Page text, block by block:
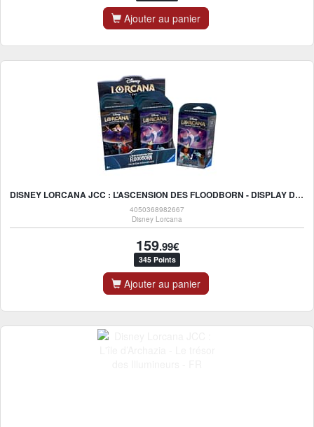
Ajouter au panier
DISNEY LORCANA JCC : L’ASCENSION DES FLOODBORN - DISPLAY DE DECK DE DÉMARRAGE (8 DECKS)
4050368982667
Disney Lorcana
159.99€
345 Points
Ajouter au panier